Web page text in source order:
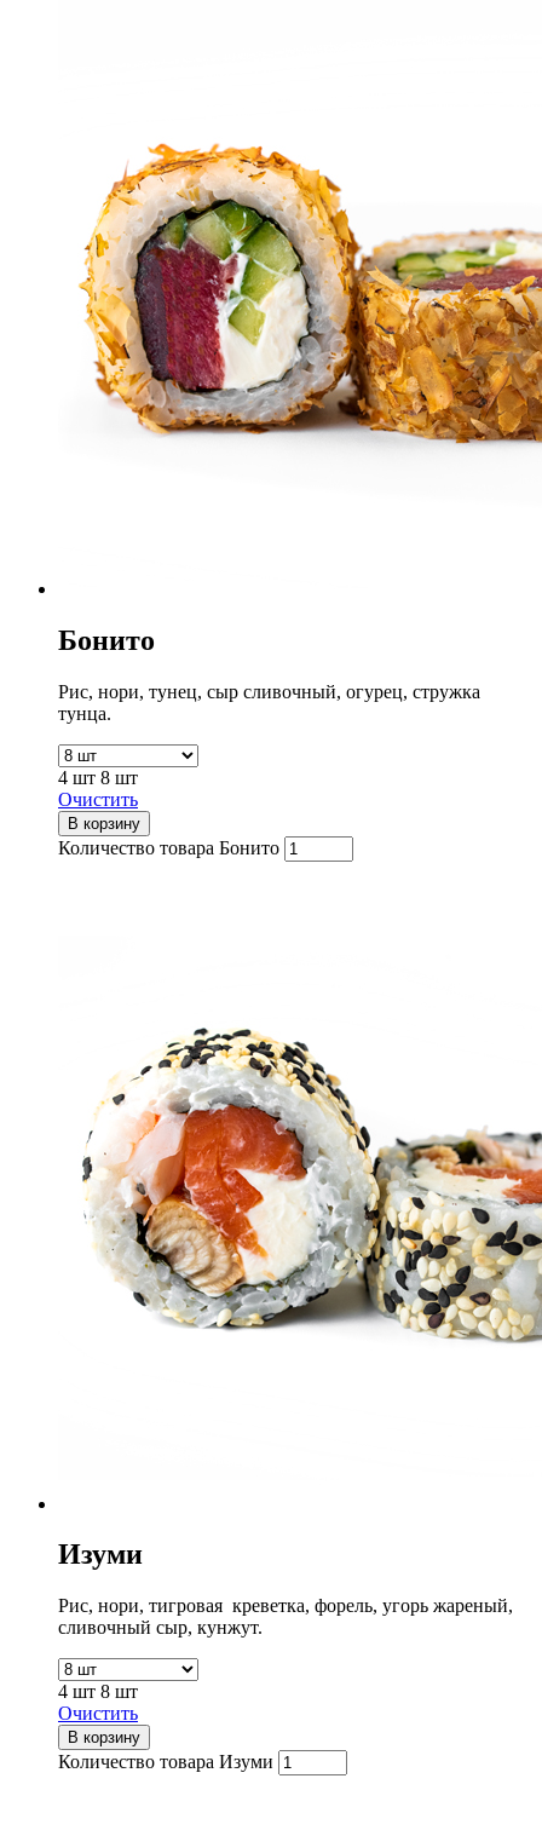
Бонито
Рис, нори, тунец, сыр сливочный, огурец, стружка
тунца.
4 шт 8 шт
Очистить
В корзину
Количество товара Бонито
Изуми
Рис, нори, тигровая креветка, форель, угорь жареный,
сливочный сыр, кунжут.
4 шт 8 шт
Очистить
В корзину
Количество товара Изуми